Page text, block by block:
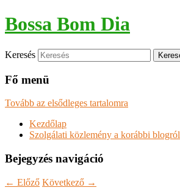
Bossa Bom Dia
Keresés
Fő menü
Tovább az elsődleges tartalomra
Kezdőlap
Szolgálati közlemény a korábbi blogról
Bejegyzés navigáció
← Előző Következő →